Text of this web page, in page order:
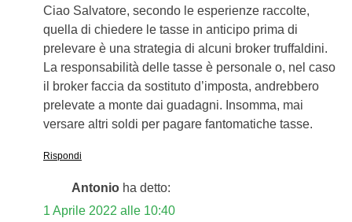
Ciao Salvatore, secondo le esperienze raccolte,
quella di chiedere le tasse in anticipo prima di
prelevare è una strategia di alcuni broker truffaldini.
La responsabilità delle tasse è personale o, nel caso
il broker faccia da sostituto d’imposta, andrebbero
prelevate a monte dai guadagni. Insomma, mai
versare altri soldi per pagare fantomatiche tasse.
Rispondi
Antonio ha detto:
1 Aprile 2022 alle 10:40